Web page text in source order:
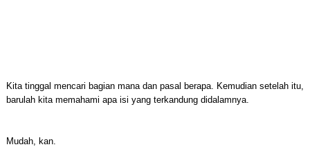
Kita tinggal mencari bagian mana dan pasal berapa. Kemudian setelah itu,
barulah kita memahami apa isi yang terkandung didalamnya.
Mudah, kan.